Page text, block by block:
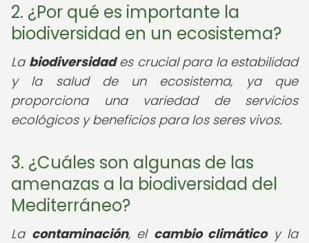
2. ¿Por qué es importante la
biodiversidad en un ecosistema?
La biodiversidades crucial para la estabilidad
y la salud de un ecosistema, ya que
proporciona una variedad de servicios
ecológicos y beneficios para los seres vivos.
3. ¿Cuáles son algunas de las
amenazas a la biodiversidad del
Mediterráneo?
La contaminación, el cambio climáticoy la